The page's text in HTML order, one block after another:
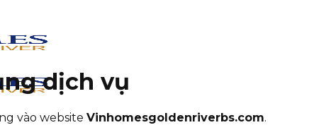
dịch vụ
vào website Vinhomesgoldenriverbs.com.